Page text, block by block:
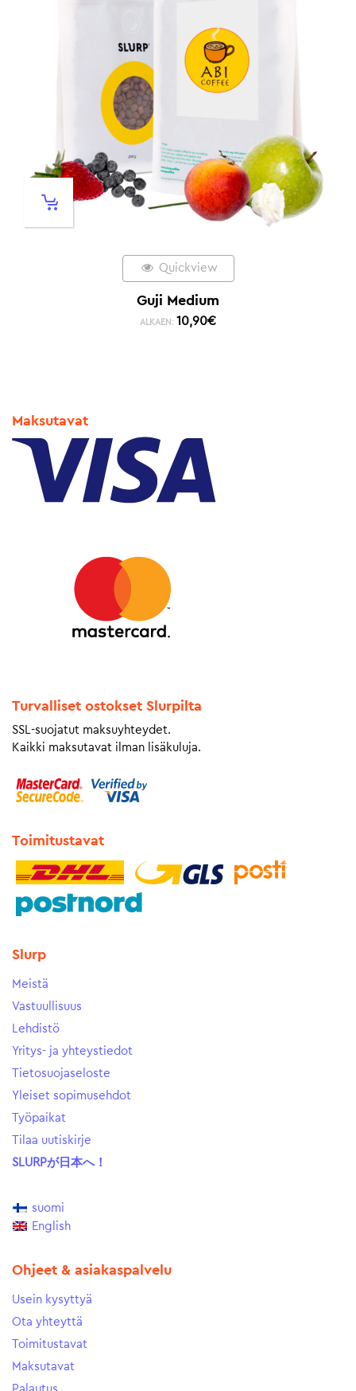
Quickview
Guji Medium
ALKAEN: 10,90€
Maksutavat
Turvalliset ostokset Slurpilta
SSL-suojatut maksuyhteydet.
Kaikki maksutavat ilman lisäkuluja.
Toimitustavat
Slurp
Meistä
Vastuullisuus
Lehdistö
Yritys- ja yhteystiedot
Tietosuojaseloste
Yleiset sopimusehdot
Työpaikat
Tilaa uutiskirje
SLURPが日本へ！
suomi
English
Ohjeet & asiakaspalvelu
Usein kysyttyä
Ota yhteyttä
Toimitustavat
Maksutavat